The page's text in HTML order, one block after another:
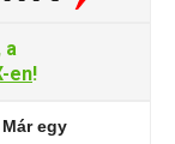
a
en!
egy